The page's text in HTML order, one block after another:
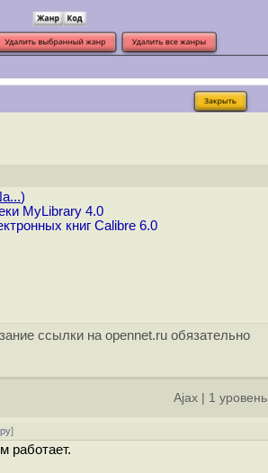
)
MyLibrary 4.0
книг Calibre 6.0
ссылки на opennet.ru обязательно
Ajax 1 уровень
]
работает.